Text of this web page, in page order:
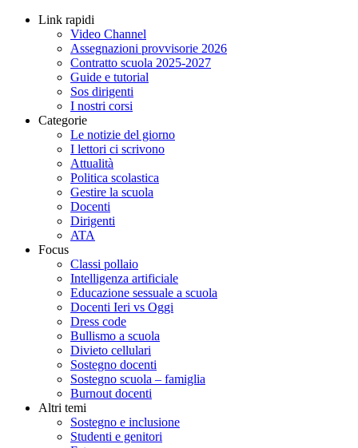
Link rapidi
Video Channel
Assegnazioni provvisorie 2026
Contratto scuola 2025-2027
Guide e tutorial
Sos dirigenti
I nostri corsi
Categorie
Le notizie del giorno
I lettori ci scrivono
Attualità
Politica scolastica
Gestire la scuola
Docenti
Dirigenti
ATA
Focus
Classi pollaio
Intelligenza artificiale
Educazione sessuale a scuola
Docenti Ieri vs Oggi
Dress code
Bullismo a scuola
Divieto cellulari
Sostegno docenti
Sostegno scuola – famiglia
Burnout docenti
Altri temi
Sostegno e inclusione
Studenti e genitori